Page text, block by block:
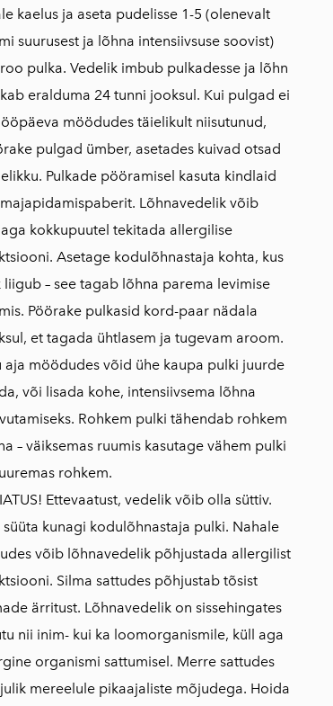
kaelus ja aseta pudelisse 1-5 (olenevalt
suurusest ja lõhna intensiivsuse soovist)
pulka. Vedelik imbub pulkadesse ja lõhn
eralduma 24 tunni jooksul. Kui pulgad ei
möödudes täielikult niisutunud,
pulgad ümber, asetades kuivad otsad
Pulkade pööramisel kasuta kindlaid
Lõhnavedelik võib
kokkupuutel tekitada allergilise
Asetage kodulõhnastaja kohta, kus
liigub – see tagab lõhna parema levimise
Pöörake pulkasid kord-paar nädala
et tagada ühtlasem ja tugevam aroom.
aja möödudes võid ühe kaupa pulki juurde
või lisada kohe, intensiivsema lõhna
Rohkem pulki tähendab rohkem
– väiksemas ruumis kasutage vähem pulki
rohkem.
Ettevaatust, vedelik võib olla süttiv.
süüta kunagi kodulõhnastaja pulki. Nahale
võib lõhnavedelik põhjustada allergilist
Silma sattudes põhjustab tõsist
ärritust. Lõhnavedelik on sissehingates
nii inim- kui ka loomorganismile, küll aga
organismi sattumisel. Merre sattudes
mereelule pikaajaliste mõjudega. Hoida